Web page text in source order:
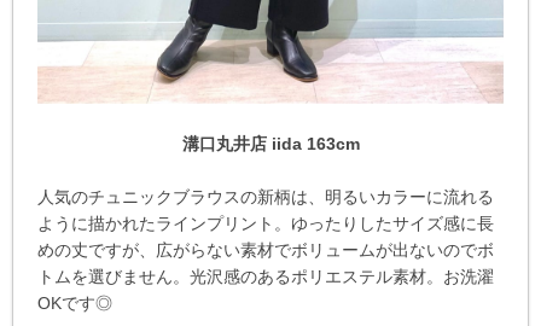
溝口丸井店 iida 163cm
人気のチュニックブラウスの新柄は、明るいカラーに流れる
ように描かれたラインプリント。ゆったりしたサイズ感に長
めの丈ですが、広がらない素材でボリュームが出ないのでボ
トムを選びません。光沢感のあるポリエステル素材。お洗濯
OKです◎